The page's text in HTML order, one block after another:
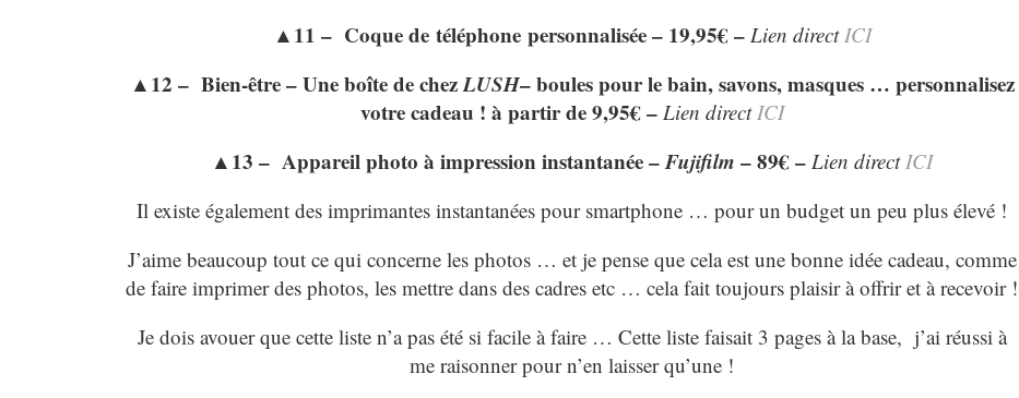
▲11 – Coque de téléphone personnalisée – 19,95€ – Lien direct ICI
▲12 – Bien-être – Une boîte de chezLUSH– boules pour le bain, savons, masques … personnalisez
votre cadeau ! à partir de 9,95€ – Lien direct ICI
▲13 – Appareil photo à impression instantanée –Fujifilm – 89€ –Lien direct ICI
Il existe également des imprimantes instantanées pour smartphone … pour un budget un peu plus élevé !
J’aime beaucoup tout ce qui concerne les photos … et je pense que cela est une bonne idée cadeau, comme
de faire imprimer des photos, les mettre dans des cadres etc … cela fait toujours plaisir à offrir et à recevoir !
Je dois avouer que cette liste n’a pas été si facile à faire … Cette liste faisait 3 pages à la base, j’ai réussi à
me raisonner pour n’en laisser qu’une !